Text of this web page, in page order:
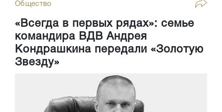
Общество
«Всегда в первых рядах»: семье
командира ВДВ Андрея
Кондрашкина передали «Золотую
Звезду»